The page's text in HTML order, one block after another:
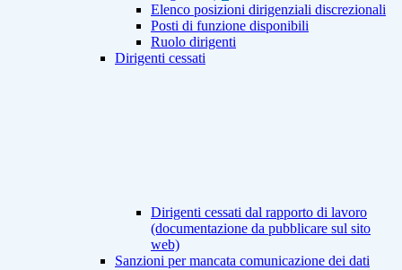
Elenco posizioni dirigenziali discrezionali
Posti di funzione disponibili
Ruolo dirigenti
Dirigenti cessati
Dirigenti cessati dal rapporto di lavoro
(documentazione da pubblicare sul sito
web)
Sanzioni per mancata comunicazione dei dati